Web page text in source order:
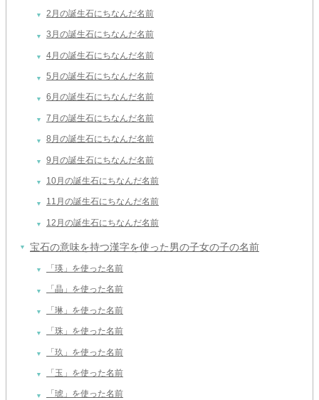
2月の誕生石にちなんだ名前
3月の誕生石にちなんだ名前
4月の誕生石にちなんだ名前
5月の誕生石にちなんだ名前
6月の誕生石にちなんだ名前
7月の誕生石にちなんだ名前
8月の誕生石にちなんだ名前
9月の誕生石にちなんだ名前
10月の誕生石にちなんだ名前
11月の誕生石にちなんだ名前
12月の誕生石にちなんだ名前
宝石の意味を持つ漢字を使った男の子女の子の名前
「瑛」を使った名前
「晶」を使った名前
「琳」を使った名前
「珠」を使った名前
「玖」を使った名前
「玉」を使った名前
「琥」を使った名前